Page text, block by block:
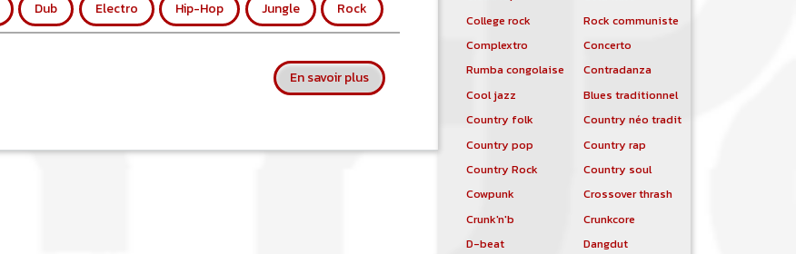
Dub Electro Hip-Hop Jungle Rock
En savoir plussur Asian Dub Foundation
College rock
Rock communiste
Complextro
Concerto
Rumba congolaise
Contradanza
Cool jazz
Blues traditionnel
Country folk
Country néo traditionnelle
Country pop
Country rap
Country Rock
Country soul
Cowpunk
Crossover thrash
Crunk'n'b
Crunkcore
D-beat
Dangdut
projet en faisant un don. Ceci permettra
de financer l'hébergement, le nom de
de développement du site, et peut-être
une campagne de communication. Il va
de soit que l'ensemble de la